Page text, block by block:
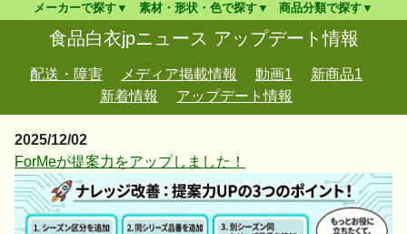
メーカーで探す 素材・形状・色で探す 商品分類で探す
食品白衣jpニュース アップデート情報
配送・障害 メディア掲載情報 動画1
新商品1
新着情報
アップデート情報
2025/12/02
ForMeが提案力をアップしました！